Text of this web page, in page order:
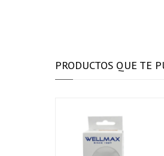
PRODUCTOS QUE TE